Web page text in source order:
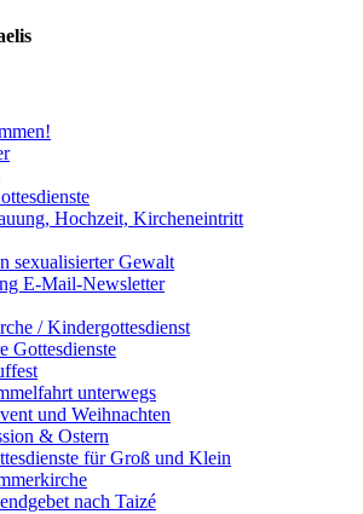
Hochzeit, Kircheneintritt
sexualisierter Gewalt
E-Mail-Newsletter
/ Kindergottesdienst
Gottesdienste
unterwegs
und Weihnachten
& Ostern
für Groß und Klein
nach Taizé